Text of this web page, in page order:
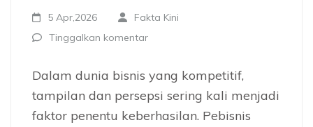
5 Apr,2026
Fakta Kini
Tinggalkan komentar
Dalam dunia bisnis yang kompetitif,
tampilan dan persepsi sering kali menjadi
faktor penentu keberhasilan. Pebisnis